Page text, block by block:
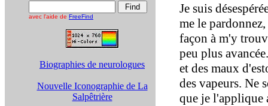
avec l'aide de FreeFind
Biographies de neurologues
Nouvelle Iconographie de La
Salpêtrière
Je suis
me le
façon à m'y
peu plus
et des maux
des vapeurs. Ne
que je l'applique